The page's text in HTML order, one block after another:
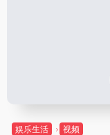
娱乐生活 视频